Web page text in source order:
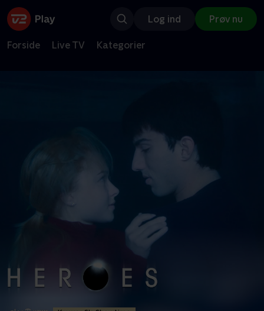
Log ind Prøv nu
Forside Live TV Kategorier